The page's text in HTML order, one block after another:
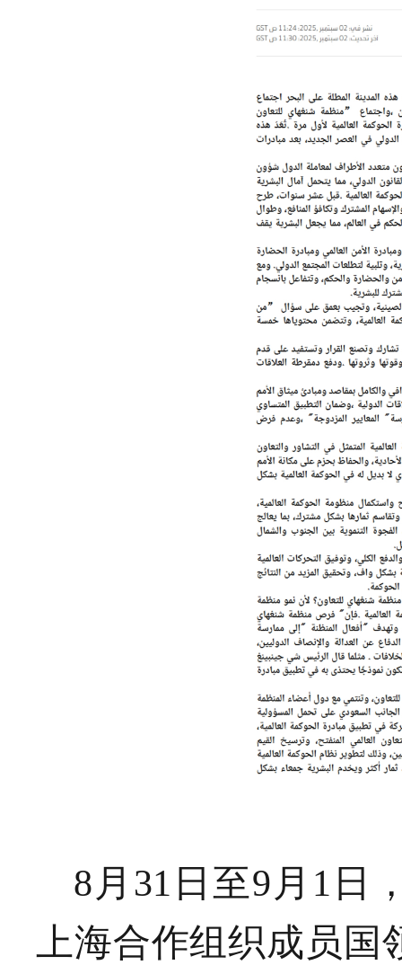
8月31日至9月1日
上海合作组织成员国